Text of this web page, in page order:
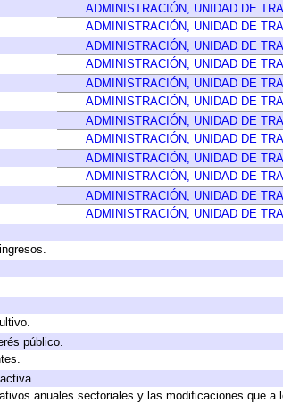
ADMINISTRACIÓN, UNIDAD DE
ADMINISTRACIÓN, UNIDAD DE
ADMINISTRACIÓN, UNIDAD DE
ADMINISTRACIÓN, UNIDAD DE
ADMINISTRACIÓN, UNIDAD DE
ADMINISTRACIÓN, UNIDAD DE
ADMINISTRACIÓN, UNIDAD DE
ADMINISTRACIÓN, UNIDAD DE
ADMINISTRACIÓN, UNIDAD DE
ADMINISTRACIÓN, UNIDAD DE
ADMINISTRACIÓN, UNIDAD DE
ADMINISTRACIÓN, UNIDAD DE
público.
anuales sectoriales y las modificaciones que a